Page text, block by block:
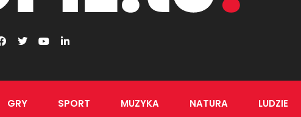
GRY SPORT MUZYKA NATURA LUDZIE